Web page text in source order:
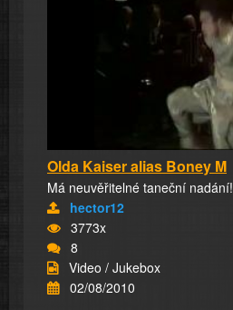
Olda Kaiser alias Boney M
Má neuvěřitelné taneční nadání!
hector12
3773x
8
Video / Jukebox
02/08/2010